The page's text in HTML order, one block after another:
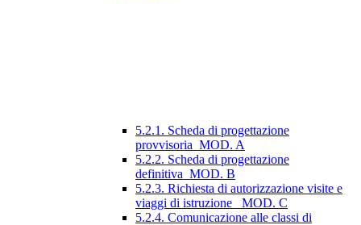
5.2.1. Scheda di progettazione
provvisoria_MOD. A
5.2.2. Scheda di progettazione
definitiva_MOD. B
5.2.3. Richiesta di autorizzazione visite e
viaggi di istruzione_ MOD. C
5.2.4. Comunicazione alle classi di